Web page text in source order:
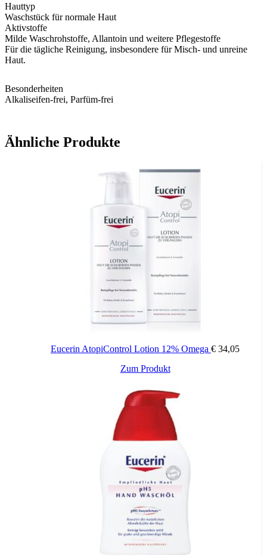
Hauttyp
Waschstück für normale Haut
Aktivstoffe
Milde Waschrohstoffe, Allantoin und weitere Pflegestoffe
Für die tägliche Reinigung, insbesondere für Misch- und unreine
Haut.
Besonderheiten
Alkaliseifen-frei, Parfüm-frei
Ähnliche Produkte
Eucerin AtopiControl Lotion 12% Omega € 34,05
Zum Produkt